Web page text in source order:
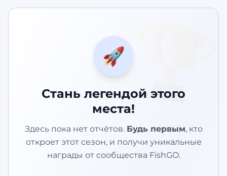
🏆
🚀
Стань легендой этого
места!
Здесь пока нет отчётов. Будь первым, кто
откроет этот сезон, и получи уникальные
награды от сообщества FishGO.